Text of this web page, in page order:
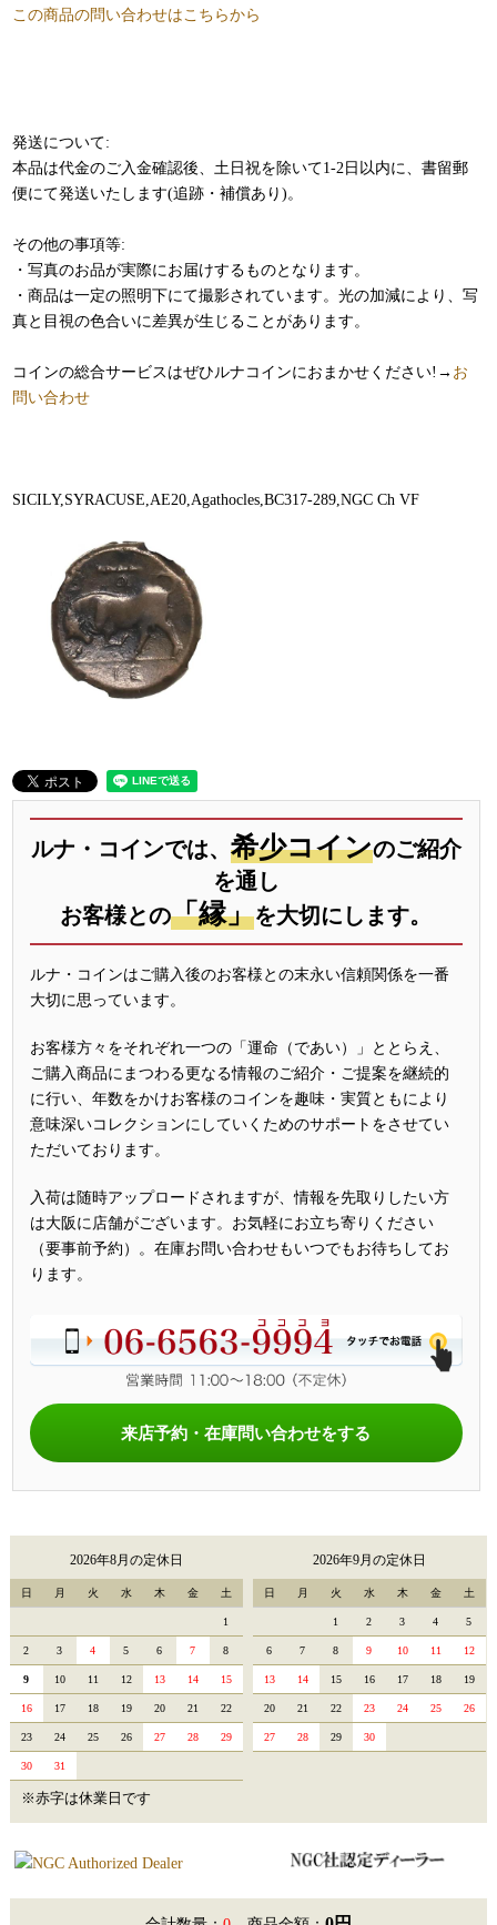
この商品の問い合わせはこちらから
発送について:
本品は代金のご入金確認後、土日祝を除いて1-2日以内に、書留郵
便にて発送いたします(追跡・補償あり)。
その他の事項等:
・写真のお品が実際にお届けするものとなります。
・商品は一定の照明下にて撮影されています。光の加減により、写
真と目視の色合いに差異が生じることがあります。
コインの総合サービスはぜひルナコインにおまかせください!→ お
問い合わせ
SICILY,SYRACUSE,AE20,Agathocles,BC317-289,NGC Ch VF
ルナ・コインでは、 希少コインのご紹介
を通し
お客様との「縁」を大切にします。
ルナ・コインはご購入後のお客様との末永い信頼関係を一番
大切に思っています。
お客様方々をそれぞれ一つの「運命（であい）」ととらえ、
ご購入商品にまつわる更なる情報のご紹介・ご提案を継続的
に行い、年数をかけお客様のコインを趣味・実質ともにより
意味深いコレクションにしていくためのサポートをさせてい
ただいております。
入荷は随時アップロードされますが、情報を先取りしたい方
は大阪に店舗がございます。お気軽にお立ち寄りください
（要事前予約）。在庫お問い合わせもいつでもお待ちしてお
ります。
来店予約・在庫問い合わせをする
2026年8月の定休日
日 月 火 水 木 金 土
1
2 3 4 5 6 7 8
9 10 11 12 13 14 15
16 17 18 19 20 21 22
23 24 25 26 27 28 29
30 31
2026年9月の定休日
日 月 火 水 木 金 土
1 2 3 4 5
6 7 8 9 10 11 12
13 14 15 16 17 18 19
20 21 22 23 24 25 26
27 28 29 30
※赤字は休業日です